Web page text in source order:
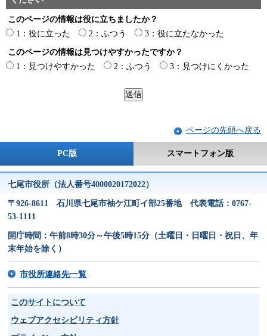
このページの情報は役に立ちましたか？
1：役に立った
2：ふつう 3：役に立たなかった
このページの情報は見つけやすかったですか？
1：見つけやすかった
2：ふつう 3：見つけにくかった
ページの先頭へ戻る
PC版 スマートフォン版
七尾市役所（法人番号4000020172022）
〒926-8611 石川県七尾市袖ケ江町イ部25番地 代表電話：0767-
53-1111
開庁時間：午前8時30分～午後5時15分（土曜日・日曜日・祝日、年
末年始を除く）
市役所連絡先一覧
このサイトについて
ウェブアクセシビリティ方針